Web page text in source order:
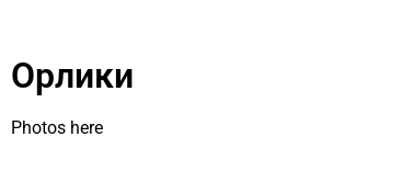
Орлики
Photos here